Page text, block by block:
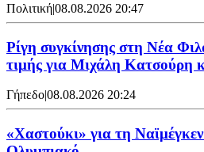
Πολιτική|08.08.2026 20:47
Ρίγη συγκίνησης στη Νέα
τιμής για Μιχάλη Κατσούρη
Γήπεδο|08.08.2026 20:24
«Χαστούκι» για τη